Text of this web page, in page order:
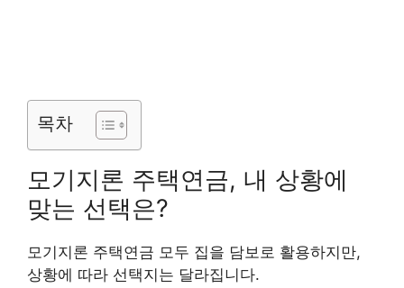
목차
모기지론 주택연금, 내 상황에
맞는 선택은?
모기지론 주택연금 모두 집을 담보로 활용하지만,
상황에 따라 선택지는 달라집니다.